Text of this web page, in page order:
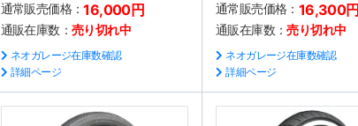
通常販売価格：16,000円
通販在庫数： 売り切れ中
ネオガレージ在庫数確認
詳細ページ
通常販売価格： 16,300円
通販在庫数：売り切れ中
ネオガレージ在庫数確認
詳細ページ